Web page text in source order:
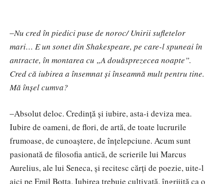
‒Nu cred în piedici puse de noroc/ Unirii sufletelor
mari… E un sonet din Shakespeare, pe care-l spuneai în
antracte, în montarea cu „A douăsprezecea noapte”.
Cred că iubirea a însemnat și înseamnă mult pentru tine.
Mă înșel cumva?
‒Absolut deloc. Credință și iubire, asta-i deviza mea.
Iubire de oameni, de flori, de artă, de toate lucrurile
frumoase, de cunoaștere, de înțelepciune. Acum sunt
pasionată de filosofia antică, de scrierile lui Marcus
Aurelius, ale lui Seneca, și recitesc cărți de poezie, uite-l
aici pe Emil Botta. Iubirea trebuie cultivată, îngrijită ca o